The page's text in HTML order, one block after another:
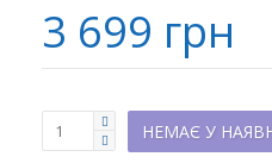
3 699 грн
НЕМАЄ У